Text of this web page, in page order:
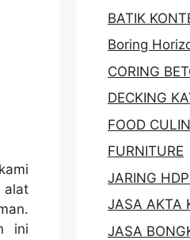
ini
BATIK
Boring
CORING
DECKING
FOOD
FURNITURE
JARING
JASA AKTA
JASA